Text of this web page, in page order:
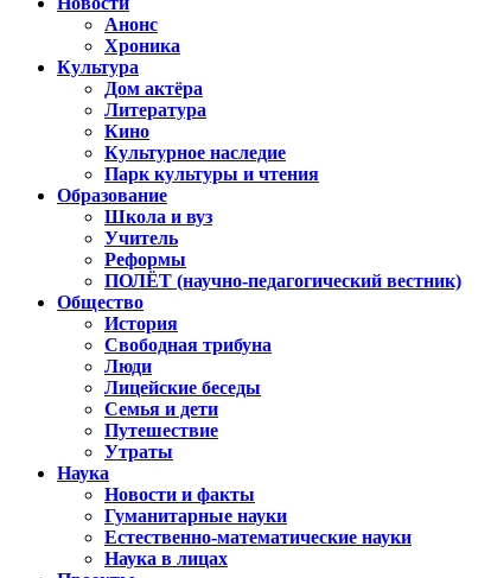
Анонс
Хроника
Культура
Дом актёра
Литература
Кино
Культурное наследие
Парк культуры и чтения
Образование
Школа и вуз
Учитель
Реформы
ПОЛЁТ (научно-педагогический вестник)
Общество
История
Свободная трибуна
Люди
Лицейские беседы
Семья и дети
Путешествие
Утраты
Наука
Новости и факты
Гуманитарные науки
Естественно-математические науки
Наука в лицах